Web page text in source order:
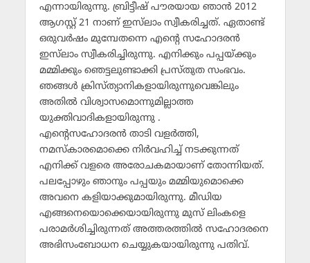
എന്നായിരുന്നു. ബ്രിട്ടീഷ് പൗരയായ ഞാന്‍ 2012
ആഗസ്റ്റ് 21 നാണ് ഇസ്‌ലാം സ്വീകരിച്ചത്. ഏതാണ്ട്
ഒരുവര്‍ഷം മുമ്പേതന്നെ എന്റെ സഹോദരന്‍
ഇസ്‌ലാം സ്വീകരിച്ചിരുന്നു. എനിക്കും പപ്പയ്ക്കും
മമ്മിക്കും ഞെട്ടലുണ്ടാക്കി പ്രസ്തുത സംഭവം.
ഞങ്ങള്‍ ക്രിസ്ത്യാനികളായിരുന്നുവെങ്കിലും
അതില്‍ വിശ്വാസമൊന്നുമില്ലാത്ത
യുക്തിവാദികളായിരുന്നു .
എന്റെസഹോദരന്‍ താടി വളര്‍ത്തി,
നമസ്‌കാരമൊക്കെ നിര്‍വഹിച്ച് നടക്കുന്നത്
എനിക്ക് വളരെ അരോചകമായാണ് തോന്നിയത്.
പലപ്പോഴും ഞാനും പപ്പയും മമ്മിയുമൊക്കെ
അവനെ കളിയാക്കുമായിരുന്നു. മീഡിയ
എങ്ങനെയൊക്കെയായിരുന്നു മുസ് ലിംകളെ
പരാമര്‍ശിച്ചിരുന്നത് അത്തരത്തില്‍ സഹോദരനെ
അഭിസംബോധന ചെയ്യുകയായിരുന്നു പതിവ്.